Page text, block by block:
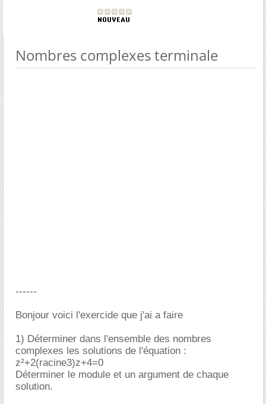
Nombres complexes terminale
------
Bonjour voici l'exercide que j'ai a faire
1) Déterminer dans l'ensemble des nombres
complexes les solutions de l'équation :
z²+2(racine3)z+4=0
Déterminer le module et un argument de chaque
solution.